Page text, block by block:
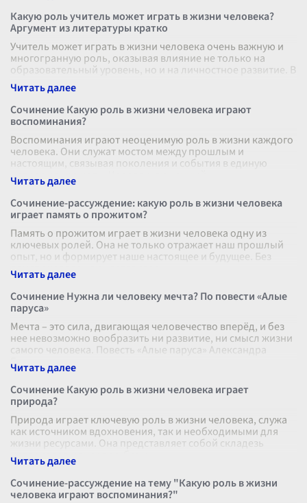
Какую роль учитель может играть в жизни человека?
Аргумент из литературы кратко
Учитель может играть в жизни человека очень важную и
многогранную роль, оказывая влияние не только на
образовательный уровень, но и на личностное развитие. В
литературе мы видим мн
Сочинение Какую роль в жизни человека играют
воспоминания?
Воспоминания играют неоценимую роль в жизни каждого
человека. Они служат мостом между прошлым и
настоящим, связывая поколения и события в единую
непрерывную цепь. Человек, лишенный
Сочинение-рассуждение: какую роль в жизни человека
играет память о прожитом?
Память о прожитом играет в жизни человека одну из
ключевых ролей. Она не только отражает наш прошлый
опыт, но и формирует наше настоящее и будущее. Без
памяти человек лишается свое
Сочинение Нужна ли человеку мечта? По повести «Алые
паруса»
Мечта – это сила, двигающая человечество вперёд, и без
нее невозможно вообразить ни развитие, ни смысл жизни
самого человека. Повесть «Алые паруса» Александра
Грина отражает эту не
Сочинение Какую роль в жизни человека играет
природа?
Природа играет ключевую роль в жизни человека, служа
как источником вдохновения, так и необходимыми для
жизни ресурсами. Она представляет собой складезь
материалов и энергии, без к
Сочинение-рассуждение на тему "Какую роль в жизни
человека играют воспоминания?"